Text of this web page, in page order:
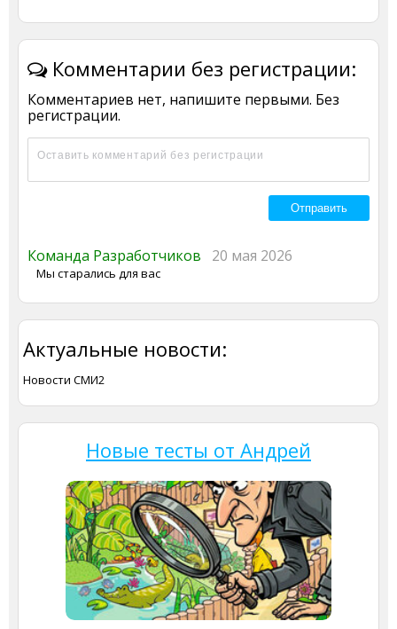
Комментарии без регистрации:
Комментариев нет, напишите первыми. Без
регистрации.
Команда Разработчиков 20 мая 2026
Мы старались для вас
Актуальные новости:
Новости СМИ2
Новые тесты от Андрей